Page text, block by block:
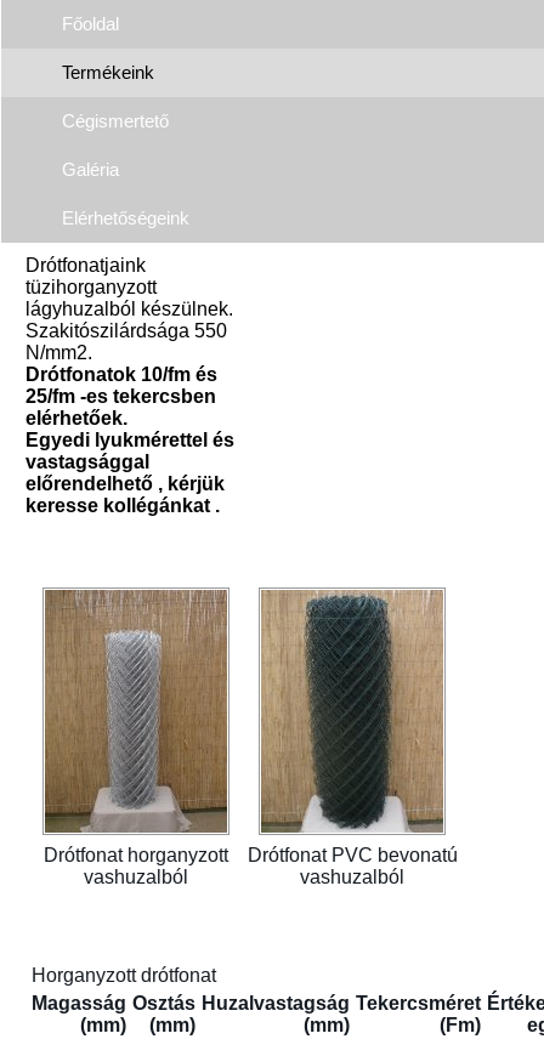
Főoldal
Termékeink
Cégismertető
Galéria
Elérhetőségeink
Drótfonatjaink
tüzihorganyzott
lágyhuzalból készülnek.
Szakitószilárdsága 550
N/mm2.
Drótfonatok 10/fm és
25/fm -es tekercsben
elérhetőek.
Egyedi lyukmérettel és
vastagsággal
előrendelhető , kérjük
keresse kollégánkat .
Drótfonat horganyzott
vashuzalból
Drótfonat PVC bevonatú
vashuzalból
Horganyzott drótfonat
Magasság
(mm)
Osztás
(mm)
Huzalvastagság
(mm)
Tekercsméret
(Fm)